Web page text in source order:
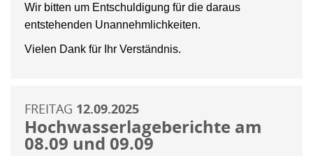
Wir bitten um Entschuldigung für die daraus
entstehenden Unannehmlichkeiten.
Vielen Dank für Ihr Verständnis.
FREITAG 12.09.2025
Hochwasserlageberichte am
08.09 und 09.09